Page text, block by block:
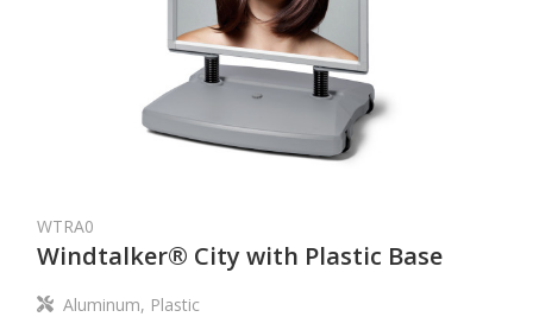
WTRA0
Windtalker® City with Plastic Base
Aluminum, Plastic